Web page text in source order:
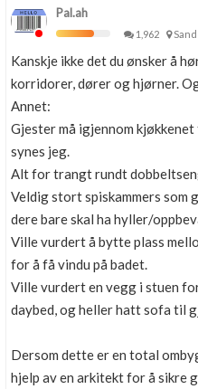
Pal.ah
1,962
Kanskje ikke det du ønsker å
korridorer, dører og hjørner.
Annet:
Gjester må igjennom
synes jeg.
Alt for trangt rundt
Veldig stort spiskammers som
dere bare skal ha hyller/
Ville vurdert å bytte plass
for å få vindu på badet.
Ville vurdert en vegg i stuen
daybed, og heller hatt sofa til
Dersom dette er en total
hjelp av en arkitekt for å sikre